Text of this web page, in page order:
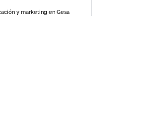
y marketing en Gesa